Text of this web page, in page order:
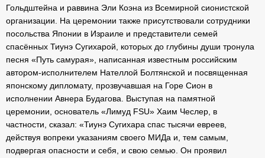
Гольдштейна и раввина Эли Коэна из Всемирной сионистской
организации. На церемонии также присутствовали сотрудники
посольства Японии в Израиле и представители семей
спасённых Тиунэ Сугихарой, которых до глубины души тронула
песня «Путь самурая», написанная известным российским
автором-исполнителем Нателлой Болтянской и посвященная
японскому дипломату, прозвучавшая на Горе Сион в
исполнении Авнера Будагова. Выступая на памятной
церемонии, основатель «Лимуд FSU» Хаим Чеслер, в
частности, сказал: «Тиунэ Сугихара спас тысячи евреев,
действуя вопреки указаниям своего МИДа и, тем самым,
подвергая опасности и себя, и свою семью. Он проявил